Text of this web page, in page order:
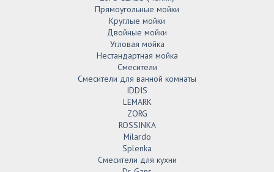
Прямоугольные мойки
Круглые мойки
Двойные мойки
Угловая мойка
Нестандартная мойка
Смесители
Смесители для ванной комнаты
IDDIS
LEMARK
ZORG
ROSSINKA
Milardo
Splenka
Смесители для кухни